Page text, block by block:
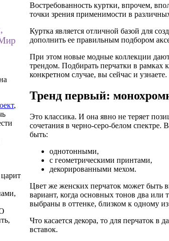
,
Востребованность куртки, впрочем,
точки зрения применимости в
Куртка является отличной базой для
дополнить ее правильным подбором
При этом новые модные коллекции
трендом. Подбирать перчатки в рамках
конкретном случае, вы сейчас и узнаете.
Тренд первый:
Это классика. И она явно не теряет
сочетания в черно-серо-белом
быть:
однотонными,
с геометрическими принтами,
декорированными мехом.
Цвет же женских перчаток может быть
вариант, когда основных тонов два
выбраны в оттенке, близком к одному
Что касается декора, то для перчаток в
вставок.